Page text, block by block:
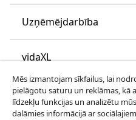
Uzņēmējdarbība
vidaXL
Apskatiet vairāk
Mēs izmantojam sīkfailus, lai
pielāgotu saturu un reklāmas, kā
līdzekļu funkcijas un analizētu
dalāmies informācijā ar